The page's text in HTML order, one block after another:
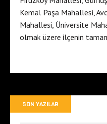
Kemal Paşa Mahallesi,
Mahallesi, Üniversite
olmak üzere ilçenin
SON YAZILAR